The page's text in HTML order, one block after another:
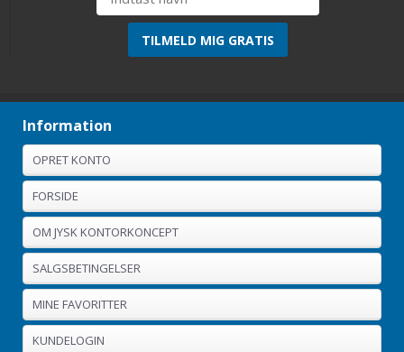
Information
OPRET KONTO
FORSIDE
OM JYSK KONTORKONCEPT
SALGSBETINGELSER
MINE FAVORITTER
KUNDELOGIN